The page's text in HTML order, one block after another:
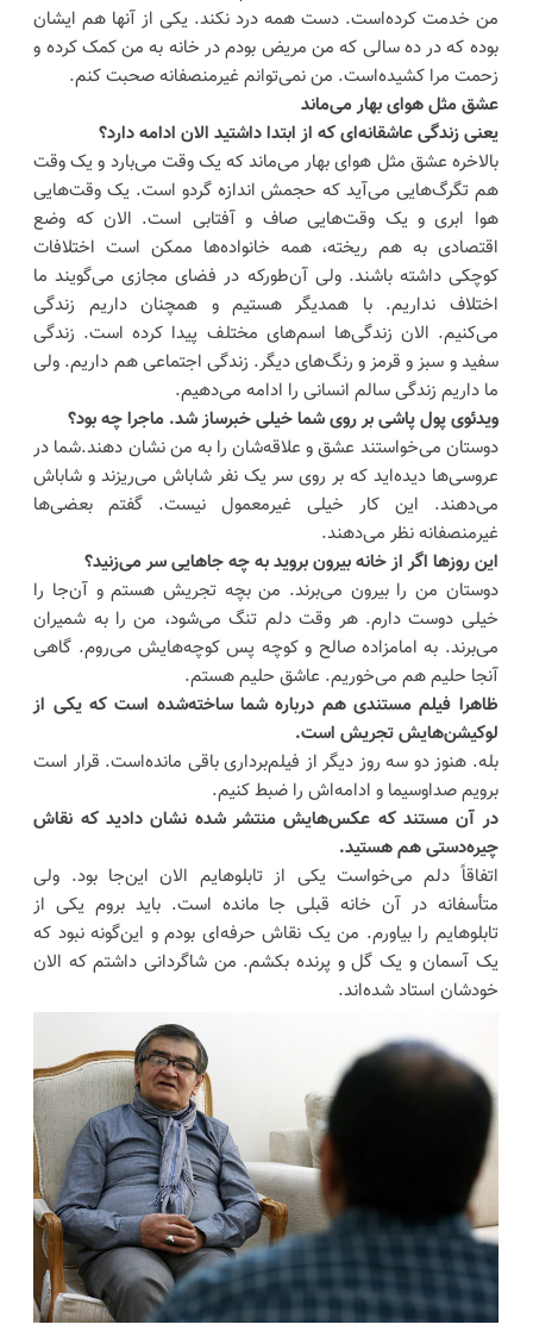
من خدمت کرده‌است. دست همه درد نکند. یکی‌ از آنها هم ایشان
بوده که در ده سالی که من مریض بودم در خانه به من کمک کرده و
زحمت مرا کشیده‌است. من نمی‌توانم غیرمنصفانه صحبت کنم.
عشق مثل هوای بهار می‌ماند
یعنی زندگی عاشقانه‌ای که از ابتدا داشتید الان ادامه دارد؟
بالاخره عشق مثل هوای بهار می‌ماند که یک وقت می‌بارد و یک وقت
هم تگرگ‌هایی می‌آید که حجمش اندازه گردو است. یک وقت‌هایی
هوا ابری و یک وقت‌هایی صاف و آفتابی است. الان که وضع
اقتصادی به هم ریخته، همه خانواده‌ها ممکن است اختلافات
کوچکی داشته باشند. ولی آن‌طورکه در فضای مجازی می‌گویند ما
اختلاف نداریم. با همدیگر هستیم و همچنان داریم زندگی
می‌کنیم. الان زندگی‌ها اسم‌های مختلف پیدا کرده است. زندگی
سفید و سبز و قرمز و رنگ‌های دیگر. زندگی اجتماعی هم داریم. ولی
ما داریم زندگی سالم انسانی را ادامه می‌دهیم.
ویدئوی پول پاشی بر روی شما خیلی خبرساز شد. ماجرا چه بود؟
دوستان می‌خواستند عشق و علاقه‌شان را به من نشان دهند.شما در
عروسی‌ها دیده‌اید که بر روی سر یک نفر شاباش می‌ریزند و شاباش
می‌دهند. این کار خیلی غیرمعمول نیست. گفتم بعضی‌ها
غیرمنصفانه نظر می‌دهند.
این روزها اگر از خانه بیرون بروید به چه جاهایی سر می‌زنید؟
دوستان من را بیرون می‌برند. من بچه تجریش هستم و آن‌جا را
خیلی دوست دارم. هر وقت دلم تنگ می‌شود، من را به شمیران
می‌برند. به امامزاده صالح و کوچه پس کوچه‌هایش می‌روم. گاهی
آنجا حلیم هم می‌خوریم. عاشق حلیم هستم.
ظاهرا فیلم مستندی هم درباره شما ساخته‌شده است که یکی از
لوکیشن‌هایش تجریش است.
بله. هنوز دو سه روز دیگر از فیلم‌برداری باقی مانده‌است. قرار است
برویم صداوسیما و ادامه‌اش را ضبط کنیم.
در آن مستند که عکس‌هایش منتشر شده نشان دادید که نقاش
چیره‌دستی هم هستید.
اتفاقاً دلم می‌خواست یکی از تابلوهایم الان این‌جا بود. ولی
متأسفانه در آن خانه قبلی جا مانده است. باید بروم یکی از
تابلوهایم را بیاورم. من یک نقاش حرفه‌ای بودم و این‌گونه نبود که
یک آسمان و یک گل و پرنده بکشم. من شاگردانی داشتم که الان
خودشان استاد شده‌اند.